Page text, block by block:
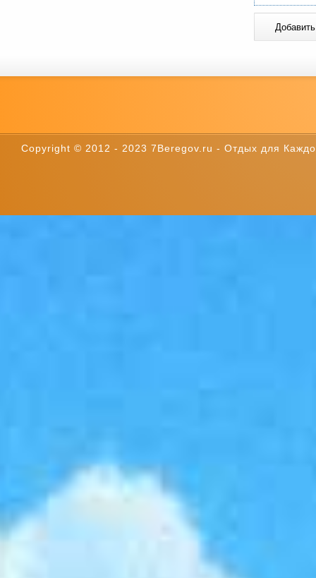
Copyright © 2012 - 2023 7Beregov.ru - Отдых для